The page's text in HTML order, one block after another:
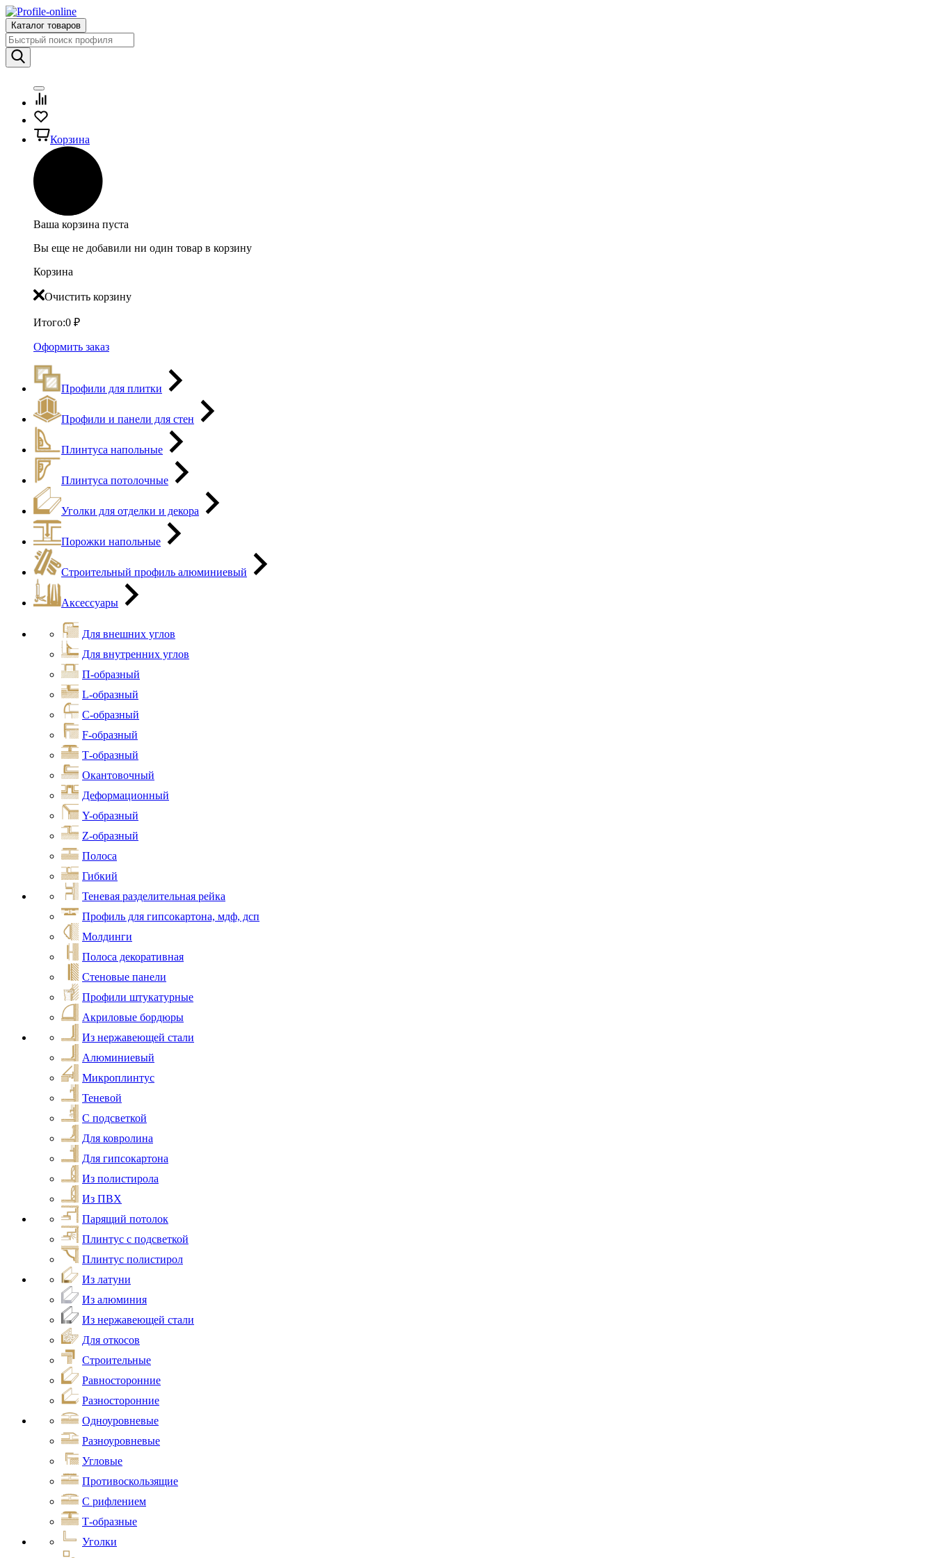
Каталог товаров
Корзина
Ваша корзина пуста
Вы еще не добавили ни один товар в корзину
Корзина
Очистить корзину
Итого:0 ₽
Оформить заказ
Профили для плитки
Профили и панели для стен
Плинтуса напольные
Плинтуса потолочные
Уголки для отделки и декора
Порожки напольные
Строительный профиль алюминиевый
Аксессуары
Для внешних углов
Для внутренних углов
П-образный
L-образный
С-образный
F-образный
Т-образный
Окантовочный
Деформационный
Y-образный
Z-образный
Полоса
Гибкий
Теневая разделительная рейка
Профиль для гипсокартона, мдф, дсп
Молдинги
Полоса декоративная
Стеновые панели
Профили штукатурные
Акриловые бордюры
Из нержавеющей стали
Алюминиевый
Микроплинтус
Теневой
С подсветкой
Для ковролина
Для гипсокартона
Из полистирола
Из ПВХ
Парящий потолок
Плинтус с подсветкой
Плинтус полистирол
Из латуни
Из алюминия
Из нержавеющей стали
Для откосов
Строительные
Равносторонние
Разносторонние
Одноуровневые
Разноуровневые
Угловые
Противоскользящие
С рифлением
Т-образные
Уголки